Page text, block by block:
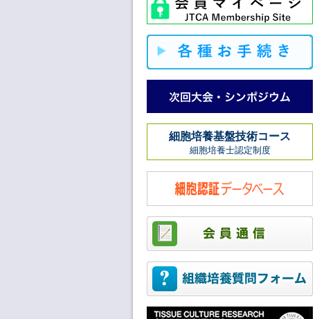
細胞培養基盤技術コース
細胞培養士認定制度